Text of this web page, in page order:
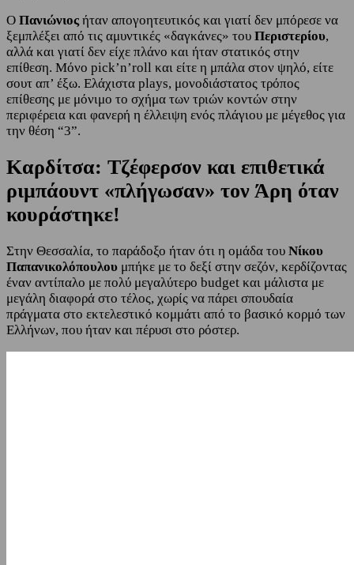
Ο Πανιώνιος ήταν απογοητευτικός και γιατί δεν μπόρεσε να
ξεμπλέξει από τις αμυντικές «δαγκάνες» του Περιστερίου,
αλλά και γιατί δεν είχε πλάνο και ήταν στατικός στην
επίθεση. Μόνο pick’n’roll και είτε η μπάλα στον ψηλό, είτε
σουτ απ’ έξω. Ελάχιστα plays, μονοδιάστατος τρόπος
επίθεσης με μόνιμο το σχήμα των τριών κοντών στην
περιφέρεια και φανερή η έλλειψη ενός πλάγιου με μέγεθος για
την θέση “3”.
Καρδίτσα: Τζέφερσον και επιθετικά
ριμπάουντ «πλήγωσαν» τον Άρη όταν
κουράστηκε!
Στην Θεσσαλία, το παράδοξο ήταν ότι η ομάδα του Νίκου
Παπανικολόπουλου μπήκε με το δεξί στην σεζόν, κερδίζοντας
έναν αντίπαλο με πολύ μεγαλύτερο budget και μάλιστα με
μεγάλη διαφορά στο τέλος, χωρίς να πάρει σπουδαία
πράγματα στο εκτελεστικό κομμάτι από το βασικό κορμό των
Ελλήνων, που ήταν και πέρυσι στο ρόστερ.